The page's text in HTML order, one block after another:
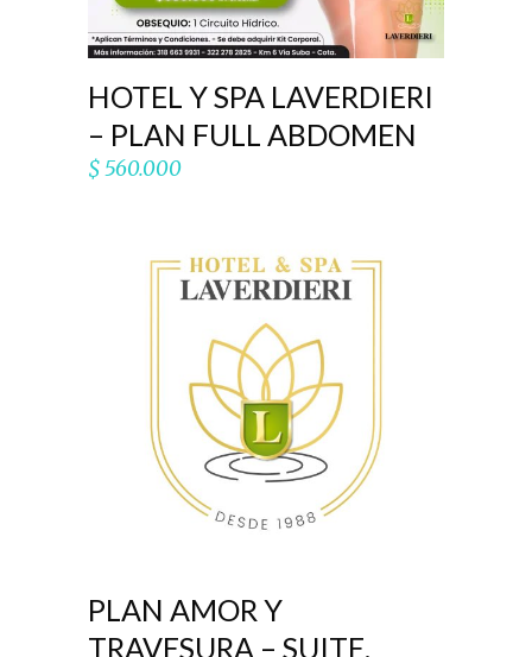
HOTEL Y SPA LAVERDIERI
– PLAN FULL ABDOMEN
$560.000
AÑADIR AL CARRITO
PLAN AMOR Y
TRAVESURA – SUITE.